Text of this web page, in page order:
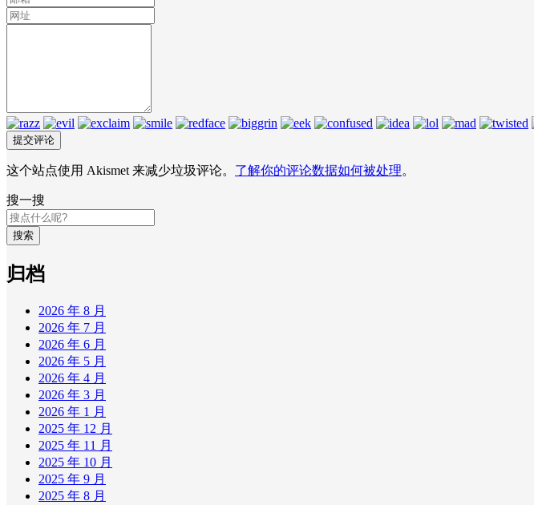
这个站点使用 Akismet 来减少垃圾评论。 了解你的评论数据如何被处理。
搜一搜
搜索
归档
2026 年 8 月
2026 年 7 月
2026 年 6 月
2026 年 5 月
2026 年 4 月
2026 年 3 月
2026 年 1 月
2025 年 12 月
2025 年 11 月
2025 年 10 月
2025 年 9 月
2025 年 8 月